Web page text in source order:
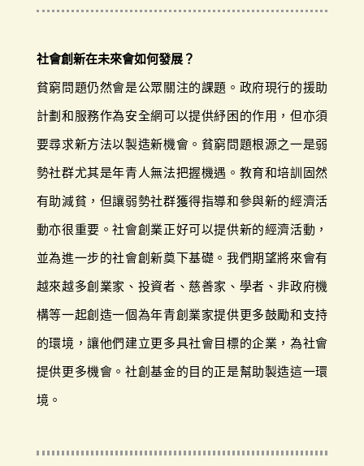
社會創新在未來會如何發展？
貧窮問題仍然會是公眾關注的課題。政府現行的援助
計劃和服務作為安全網可以提供紓困的作用，但亦須
要尋求新方法以製造新機會。貧窮問題根源之一是弱
勢社群尤其是年青人無法把握機遇。教育和培訓固然
有助減貧，但讓弱勢社群獲得指導和參與新的經濟活
動亦很重要。社會創業正好可以提供新的經濟活動，
並為進一步的社會創新奠下基礎。我們期望將來會有
越來越多創業家、投資者、慈善家、學者、非政府機
構等一起創造一個為年青創業家提供更多鼓勵和支持
的環境，讓他們建立更多具社會目標的企業，為社會
提供更多機會。社創基金的目的正是幫助製造這一環
境。